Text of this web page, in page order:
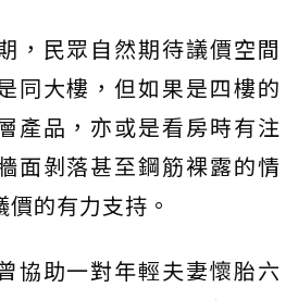
，民眾自然期待議價空間
同大樓，但如果是四樓的
產品，亦或是看房時有注
面剝落甚至鋼筋裸露的情
的有力支持。
協助一對年輕夫妻懷胎六